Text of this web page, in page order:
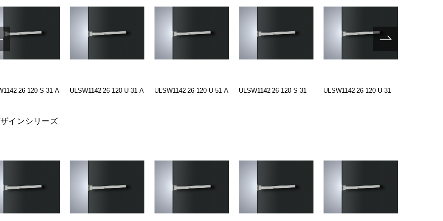
26-120-S-31-A ULSW1142-26-120-U-31-A ULSW1142-26-120-U-51-A ULSW1142-26-120-S-31 ULSW1142-26-120-U-31
インシリーズ